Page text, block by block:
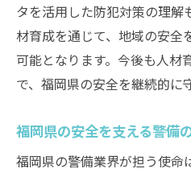
タを活用した防犯対策の理解
材育成を通じて、地域の安全
可能となります。今後も人材
で、福岡県の安全を継続的に
福岡県の安全を支える警備
福岡県の警備業界が担う使命